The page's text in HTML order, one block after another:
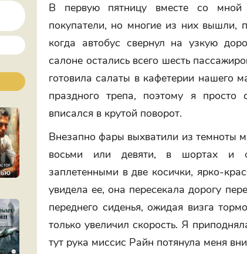
В первую пятницу вместе со мной
покупатели, но многие из них
когда автобус свернул на узкую
салоне остались всего шесть
готовила салаты в кафетерии нашего
праздного трепа, поэтому я просто
вписался в крутой поворот.
Внезапно фары выхватили из темноты
восьми или девяти, в шортах и
заплетенными в две косички, ярко-
увидела ее, она пересекала дорогу
переднего сиденья, ожидая визга
только увеличил скорость. Я
тут рука миссис Райн потянула меня